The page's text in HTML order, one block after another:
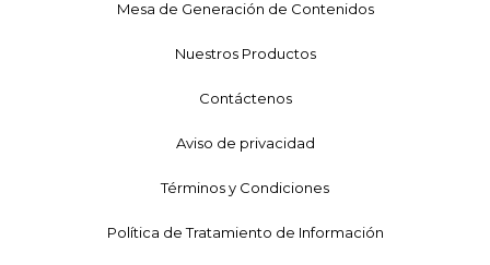
Mesa de Generación de Contenidos
Nuestros Productos
Contáctenos
Aviso de privacidad
Términos y Condiciones
Política de Tratamiento de Información